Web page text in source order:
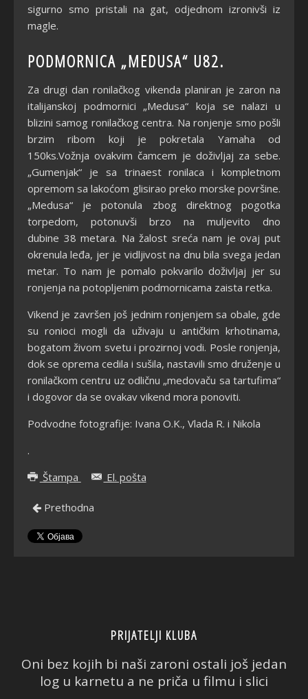
sigurno smo pristali na gat, odjednom izronivši iz
magle.
PODMORNICA „MEDUSA“ U82.
Za drugi dan ronilačkog vikenda planiran je zaron na
italijanskoj podmornici „Medusa“ koja se nalazi u
blizini samog ronilačkog centra. Na ronjenje smo pošli
brzim ribom koji je pokretala Yamaha od
150ks.Vožnja ovakvim čamcem je doživljaj za sebe.
„Gumenjak“ je sa trinaest ronilaca i kompletnom
opremom sa lakoćom glisirao preko morske površine.
„Medusa“ je potonula zbog direktnog pogotka
torpedom, potonuvši brzo na muljevito dno
dubine 38 metara. Na žalost sreća nam je ovaj put
okrenula leđa, jer je vidljivost na dnu bila svega jedan
metar. To nam je pomalo pokvarilo doživljaj jer su
ronjenja na potopljenim podmornicama zaista retka.
Vikend je završen još jednim ronjenjem sa obale, gde
su ronioci mogli da uživaju u antičkim krhotinama,
bogatom živom svetu i prozirnoj vodi. Posle ronjenja,
dok se oprema cedila i sušila, nastavili smo druženje u
ronilačkom centru uz odličnu „medovaču sa tartufima“
i dogovor da se ovakav vikend mora ponoviti.
Podvodne fotografije: Ivana O.K., Vlada R. i Nikola
.
Štampa
El. pošta
Prethodna
PRIJATELJI KLUBA
Oni bez kojih bi naši zaroni ostali još jedan
log u karnetu a ne priča u filmu i slici